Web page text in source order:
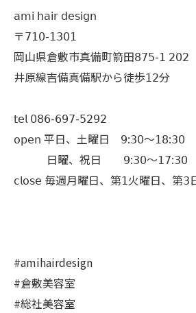
𝖺𝗆𝗂 𝗁𝖺𝗂𝗋 𝖽𝖾𝗌𝗂𝗀𝗇
〒𝟩𝟣𝟢-𝟣𝟥𝟢𝟣
岡山県倉敷市真備町箭田𝟪𝟩𝟧-𝟣 𝟤𝟢𝟤
井原線吉備真備駅から徒歩𝟣𝟤分
𝗍𝖾𝗅 𝟢𝟪𝟨-𝟨𝟫𝟩-𝟧𝟤𝟫𝟤
𝗈𝗉𝖾𝗇 平日、土曜日 𝟫:𝟥𝟢〜𝟣𝟪:𝟥𝟢
日曜、祝日 𝟫:𝟥𝟢〜𝟣𝟩:𝟥𝟢
𝖼𝗅𝗈𝗌𝖾 毎週月曜日、第𝟣火曜日、第𝟥
#amihairdesign
#倉敷美容室
#総社美容室